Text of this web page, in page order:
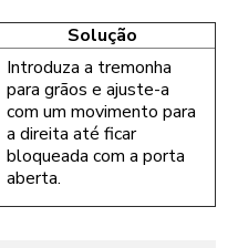
Solução
Introduza a tremonha
para grãos e ajuste-a
com um movimento para
a direita até ficar
bloqueada com a porta
aberta.